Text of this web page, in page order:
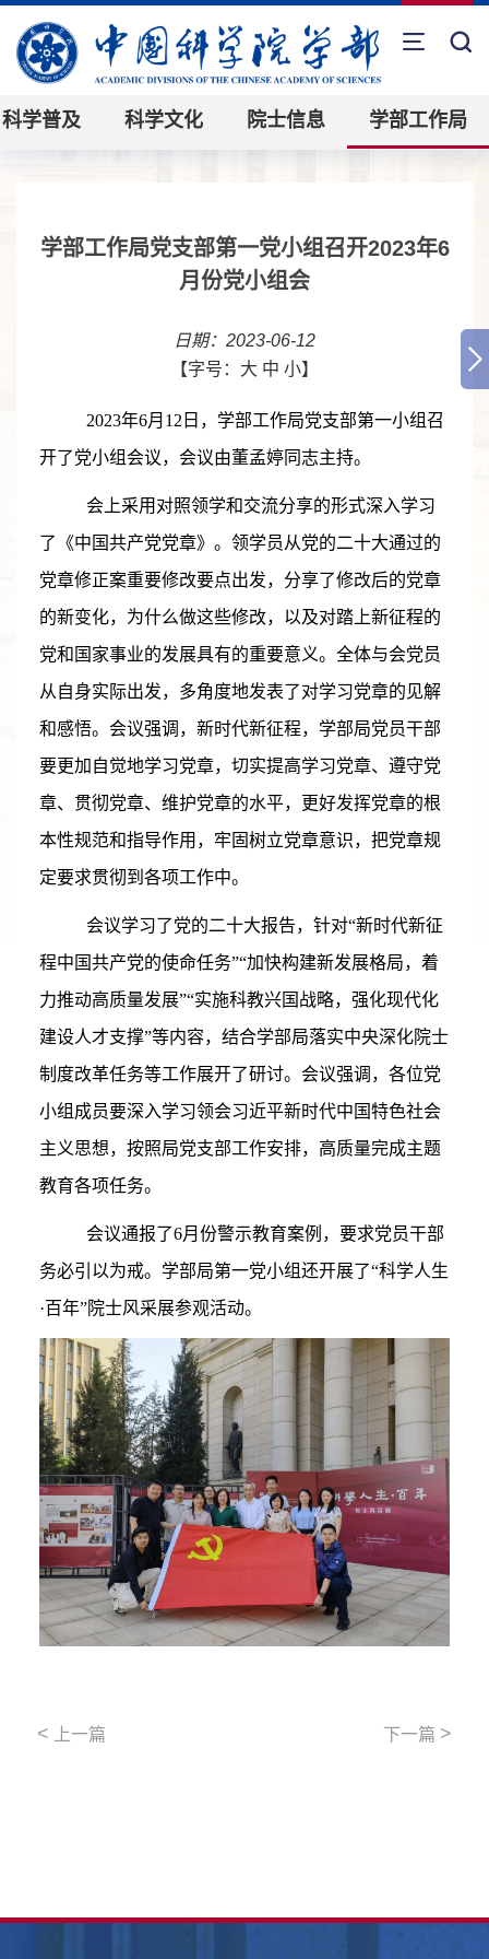
科学普及 科学文化 院士信息 学部工作局
学部工作局党支部第一党小组召开2023年6
月份党小组会
日期：2023-06-12
【字号： 大 中 小】
2023年6月 12 日，学部工作局党支部第一小组召
开了党小组会议，会议由董孟婷同志主持。
会上采用对照领学和交流分享的形式深入学习
了《中国共产党党章》。领学员从党的二十大通过的
党章修正案重要修改要点出发，分享了修改后的党章
的新变化，为什么做这些修改，以及对踏上新征程的
党和国家事业的发展具有的重要意义。全体与会党员
从自身实际出发，多角度地发表了对学习党章的见解
和感悟。会议强调，新时代新征程，学部局党员干部
要更加自觉地学习党章，切实提高学习党章、遵守党
章、贯彻党章、维护党章的水平，更好发挥党章的根
本性规范和指导作用，牢固树立党章意识，把党章规
定要求贯彻到各项工作中。
会议学习了党的二十大报告，针对“新时代新征
程中国共产党的使命任务”“加快构建新发展格局，着
力推动高质量发展”“实施科教兴国战略，强化现代化
建设人才支撑”等内容，结合学部局落实中央深化院士
制度改革任务等工作展开了研讨。会议强调，各位党
小组成员要深入学习领会习近平新时代中国特色社会
主义思想，按照局党支部工作安排，高质量完成主题
教育各项任务。
会议通报了6月份警示教育案例，要求党员干部
务必引以为戒。学部局第一党小组还开展了“科学人生
·百年”院士风采展参观活动。
< 上一篇 下一篇 >